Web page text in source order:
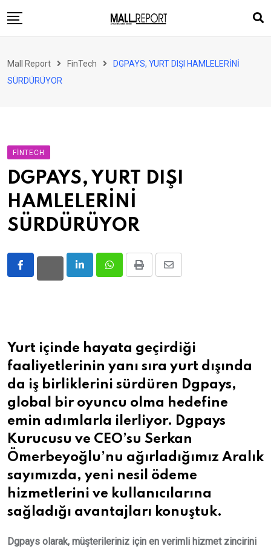
to
Perakende
Ürün ve Hizmet
Enerji
Haber
Gündem
Mall Report FinTech
DGPAYS, YURT DIŞI HAMLELERİNİ
SÜRDÜRÜYOR
FINTECH
DGPAYS, YURT DIŞI
HAMLELERİNİ
SÜRDÜRÜYOR
LinkedInWhatsappPrint
Share
Yurt içinde hayata geçirdiği
faaliyetlerinin yanı sıra yurt dışında
da iş birliklerini sürdüren Dgpays,
global bir oyuncu olma hedefine
emin adımlarla ilerliyor. Dgpays
Kurucusu ve CEO’su Serkan
Ömerbeyoğlu’nu ağırladığımız Aralık
sayımızda, yeni nesil ödeme
hizmetlerini ve kullanıcılarına
sağladığı avantajları konuştuk.
Dgpays olarak, müşterileriniz için en verimli hizmet zincirini